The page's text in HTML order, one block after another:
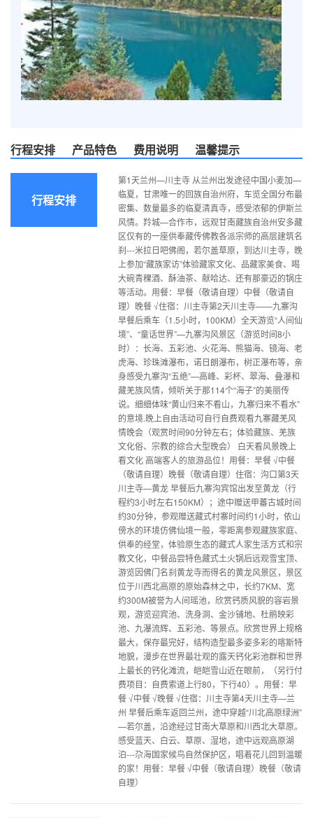
行程安排 产品特色 费用说明 温馨提示
行程安排
第1天兰州—川主寺 从兰州出发途径中国小麦加—
临夏，甘肃唯一的回族自治州府，车览全国分布最
密集、数量最多的临夏清真寺，感受浓郁的伊斯兰
风情。羚城—合作市，远观甘南藏族自治州安多藏
区仅有的一座供奉藏传佛教各派宗师的高层建筑名
刹---米拉日吧佛阁，若尔盖草原，到达川主寺，晚
上参加“藏族家访”体验藏家文化、品藏家美食、喝
大碗青稞酒、酥油茶、献哈达、还有那豪迈的锅庄
等活动。用餐：早餐（敬请自理）中餐（敬请自
理）晚餐 √住宿：川主寺第2天川主寺——九寨沟
早餐后乘车（1.5小时，100KM）全天游览“人间仙
境”、“童话世界”—九寨沟风景区（游览时间8小
时）：长海、五彩池、火花海、熊猫海、镜海、老
虎海、珍珠滩瀑布，诺日朗瀑布，树正瀑布等，亲
身感受九寨沟“五绝”—高峰、彩杯、翠海、叠瀑和
藏羌族风情，倾听关于那114个“海子”的美丽传
说。细细体味“黄山归来不看山，九寨归来不看水”
的意境.晚上自由活动可自行自费观看九寨藏羌风
情晚会（观赏时间90分钟左右；体验藏族、羌族
文化俗、宗教的综合大型晚会） 白天看风景晚上
看文化 高端客人的旅游品位！用餐：早餐 √中餐
（敬请自理）晚餐（敬请自理）住宿：沟口第3天
川主寺—黄龙 早餐后九寨沟宾馆出发至黄龙（行
程约3小时左右150KM）；途中赠送甲蕃古城时间
约30分钟，参观赠送藏式村寨时间约1小时，依山
傍水的环境仿佛仙境一般，零距离参观藏族家庭、
供奉的经堂，体验原生态的藏式人家生活方式和宗
教文化，中餐品尝特色藏式土火锅后远观雪宝顶、
游览因佛门名刹黄龙寺而得名的黄龙风景区，景区
位于川西北高原的原始森林之中，长约7KM、宽
约300M被誉为人间瑶池，欣赏钙质风貌的容岩景
观，游览迎宾池、洗身洞、金沙铺地、杜鹃映彩
池、九瀑流辉、五彩池、等景点。欣赏世界上规格
最大，保存最完好，结构造型最多姿多彩的喀斯特
地貌，漫步在世界最壮观的露天钙化彩池群和世界
上最长的钙化滩流，皑皑雪山近在眼前，（另行付
费项目：自费索道上行80，下行40）。用餐：早
餐 √中餐 √晚餐 √住宿：川主寺第4天川主寺—兰
州 早餐后乘车返回兰州，途中穿越“川北高原绿洲”
—若尔盖，沿途经过甘南大草原和川西北大草原。
感受蓝天、白云、草原、湿地，途中远观高原湖
泊---尕海国家候鸟自然保护区，唱着花儿回到温暖
的家！用餐：早餐 √中餐（敬请自理）晚餐（敬请
自理）